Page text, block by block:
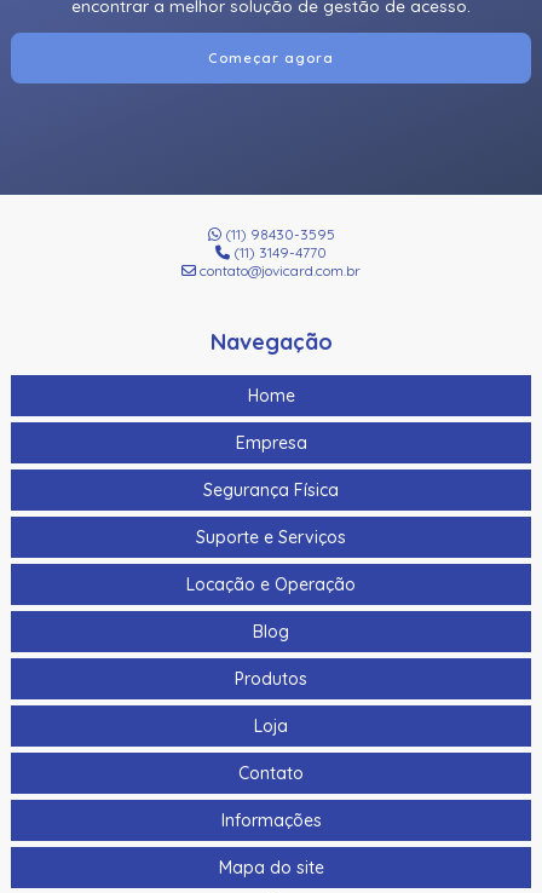
Leitor HID Omnikey 5427CK Gen 2 - USB
Leitor móvel Acura RFID UHF TSL-2128
Leitora Biométrica Hid® Signo™ 25B
Leitora Com Teclado Hid Signo 20K
Leitora Hid Signo 40
encontrar a melhor solução de gestão de acesso.
Começar agora
(11) 98430-3595
(11) 3149-4770
contato@jovicard.com.br
Navegação
Home
Empresa
Segurança Física
Suporte e Serviços
Locação e Operação
Blog
Produtos
Loja
Contato
Informações
Mapa do site